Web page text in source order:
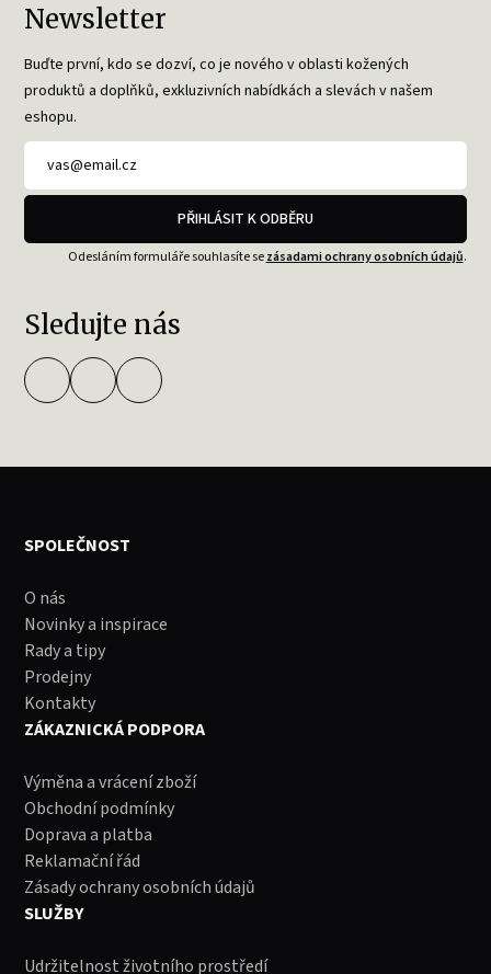
Newsletter
Buďte první, kdo se dozví, co je nového v oblasti kožených
produktů a doplňků, exkluzivních nabídkách a slevách v našem
eshopu.
PŘIHLÁSIT K ODBĚRU
Odesláním formuláře souhlasíte sezásadami ochrany osobních údajů.
Sledujte nás
SPOLEČNOST
O nás
Novinky a inspirace
Rady a tipy
Prodejny
Kontakty
ZÁKAZNICKÁ PODPORA
Výměna a vrácení zboží
Obchodní podmínky
Doprava a platba
Reklamační řád
Zásady ochrany osobních údajů
SLUŽBY
Udržitelnost životního prostředí